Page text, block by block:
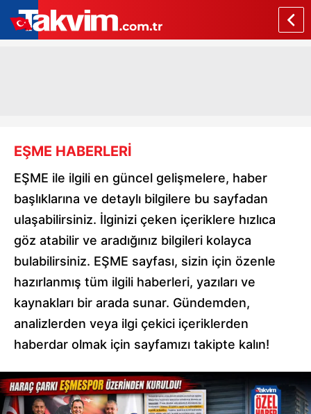
EŞME HABERLERİ
EŞME ile ilgili en güncel gelişmelere, haber
başlıklarına ve detaylı bilgilere bu sayfadan
ulaşabilirsiniz. İlginizi çeken içeriklere hızlıca
göz atabilir ve aradığınız bilgileri kolayca
bulabilirsiniz. EŞME sayfası, sizin için özenle
hazırlanmış tüm ilgili haberleri, yazıları ve
kaynakları bir arada sunar. Gündemden,
analizlerden veya ilgi çekici içeriklerden
haberdar olmak için sayfamızı takipte kalın!